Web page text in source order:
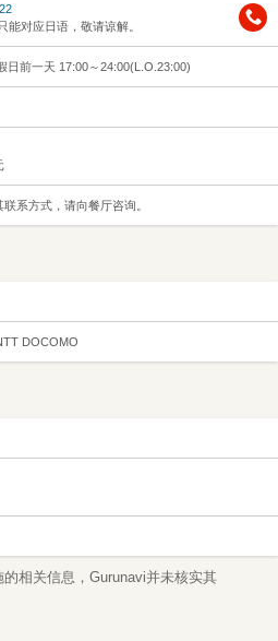
能对应日语，敬请谅解。
日前一天 17:00～24:00(L.O.23:00)
系方式，请向餐厅咨询。
DOCOMO
相关信息，Gurunavi并未核实其